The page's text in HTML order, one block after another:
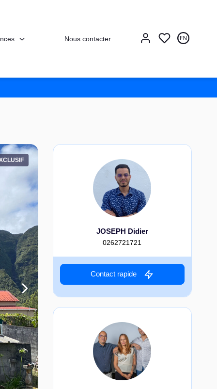
Nous contacter
JOSEPH Didier
0262721721
Contact rapide